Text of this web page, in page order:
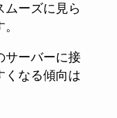
ムーズに見ら
サーバーに接
くなる傾向は